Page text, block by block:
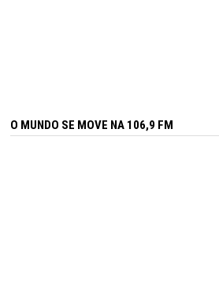
O MUNDO SE MOVE NA 106,9 FM